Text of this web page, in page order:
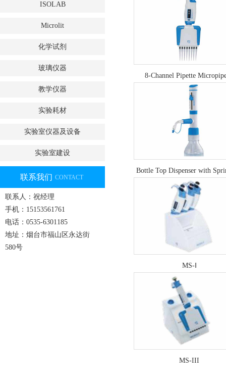
ISOLAB
Microlit
化学试剂
玻璃仪器
教学仪器
实验耗材
实验室仪器及设备
实验室建设
联系我们 CONTACT
联系人：祝经理
手机：15153561761
电话：0535-6301185
地址：烟台市福山区永达街
580号
8-Channel Pipette
Bottle Top Dispenser with
Valve Technology
MS-Ⅰ
MS-III